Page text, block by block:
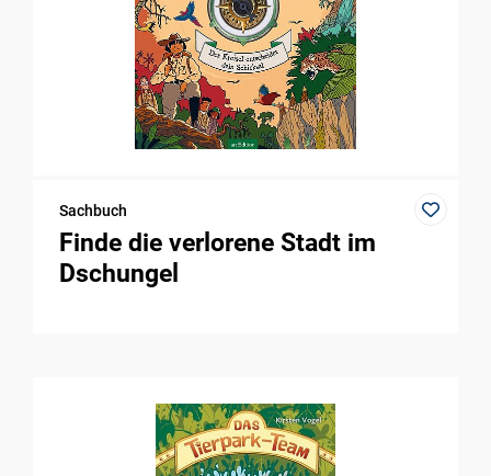
Sachbuch
Finde die verlorene Stadt im
Dschungel